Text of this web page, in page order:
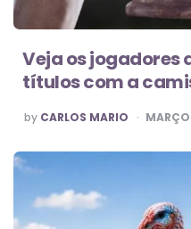
Veja os jogadores
títulos com a
POSTED
BY
by CARLOS MARIO